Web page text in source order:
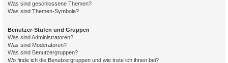
Was sind geschlossene Themen?
Was sind Themen-Symbole?
Benutzer-Stufen und Gruppen
Was sind Administratoren?
Was sind Moderatoren?
Was sind Benutzergruppen?
Wo finde ich die Benutzergruppen und wie trete ich ihnen bei?